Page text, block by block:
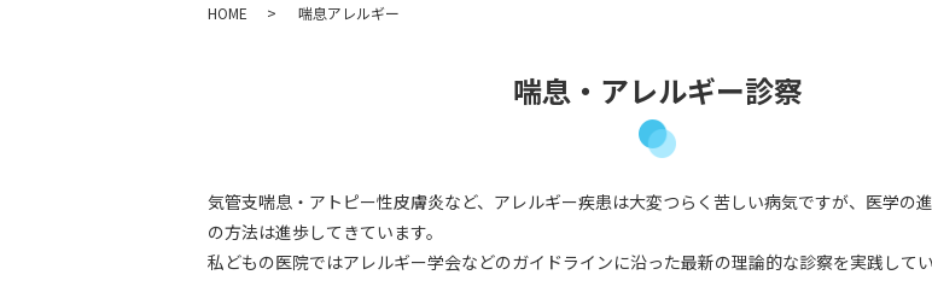
HOME 喘息アレルギー
喘息・アレルギー診察
気管支喘息・アトピー性皮膚炎など、アレルギー疾患は大変つらく苦しい病気ですが、医学の
の方法は進歩してきています。
私どもの医院ではアレルギー学会などのガイドラインに沿った最新の理論的な診察を実践してい